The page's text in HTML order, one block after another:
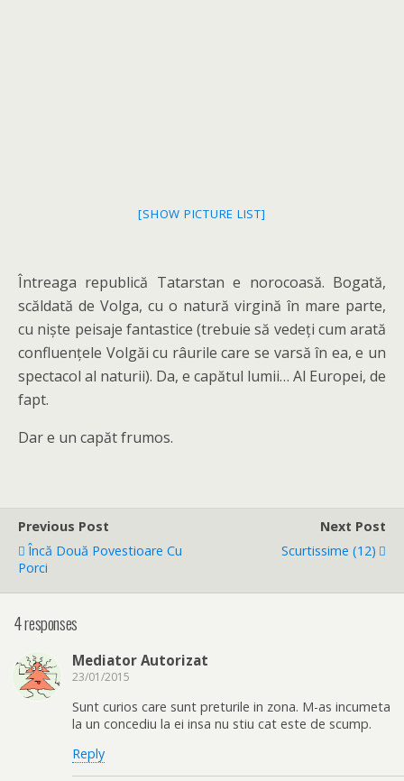
[SHOW PICTURE LIST]
Întreaga republică Tatarstan e norocoasă. Bogată,
scăldată de Volga, cu o natură virgină în mare parte,
cu niște peisaje fantastice (trebuie să vedeți cum arată
confluențele Volgăi cu râurile care se varsă în ea, e un
spectacol al naturii). Da, e capătul lumii… Al Europei, de
fapt.
Dar e un capăt frumos.
Previous Post
Încă Două Povestioare Cu
Porci
Next Post
Scurtissime (12)
4 responses
Mediator Autorizat
23/01/2015
Sunt curios care sunt preturile in zona. M-as incumeta
la un concediu la ei insa nu stiu cat este de scump.
Reply